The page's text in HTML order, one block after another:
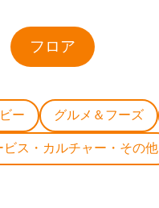
フロア
ー グルメ＆フーズ
ビス・カルチャー・その他